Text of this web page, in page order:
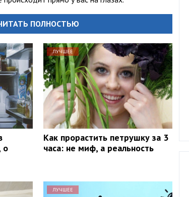
ПОЛНОСТЬЮ
о
ЛУЧШЕЕ
Как прорастить петрушку за 3
часа: не миф, а реальность
ЛУЧШЕЕ